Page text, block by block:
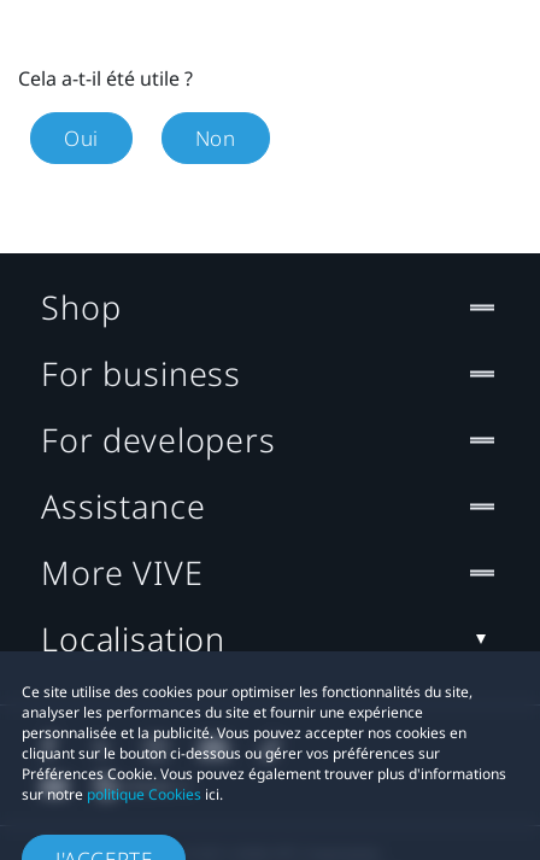
Cela a-t-il été utile ?
Oui Non
Ce site utilise des cookies pour optimiser les fonctionnalités du site,
analyser les performances du site et fournir une expérience
personnalisée et la publicité. Vous pouvez accepter nos cookies en
cliquant sur le bouton ci-dessous ou gérer vos préférences sur
Préférences Cookie. Vous pouvez également trouver plus d'informations
sur notre politique Cookies ici.
Shop
For business
For developers
Assistance
More VIVE
Localisation
© 2011-2026 HTC Corporation